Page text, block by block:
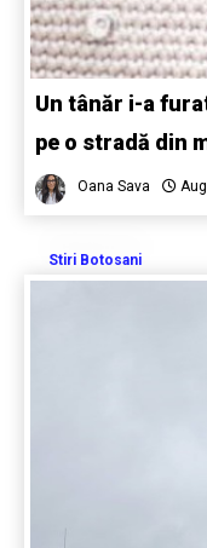
Un tânăr i-a
pe o stradă din
Oana Sava
Stiri Botosani